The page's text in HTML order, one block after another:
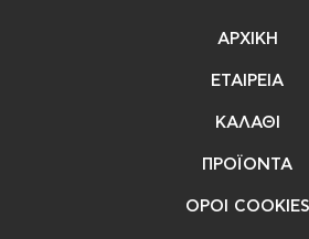
ΑΡΧΙΚΗ
ΕΤΑΙΡΕΙΑ
ΚΑΛΑΘΙ
ΠΡΟΪΟΝΤΑ
ΟΡΟΙ COOKIES